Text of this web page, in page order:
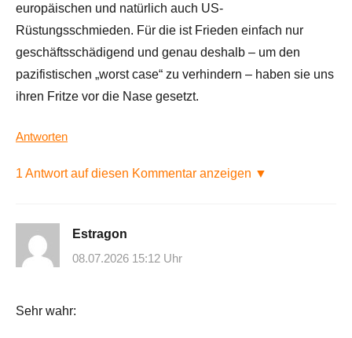
europäischen und natürlich auch US-
Rüstungsschmieden. Für die ist Frieden einfach nur
geschäftsschädigend und genau deshalb – um den
pazifistischen „worst case“ zu verhindern – haben sie uns
ihren Fritze vor die Nase gesetzt.
Antworten
1 Antwort auf diesen Kommentar anzeigen ▼
Estragon
08.07.2026 15:12 Uhr
Sehr wahr: